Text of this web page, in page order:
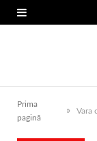
Prima
pagină
»